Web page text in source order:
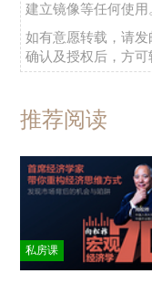
建立镜像等任何使用
如有意愿转载，请发
确认及授权后，方可
推荐阅读
私房课